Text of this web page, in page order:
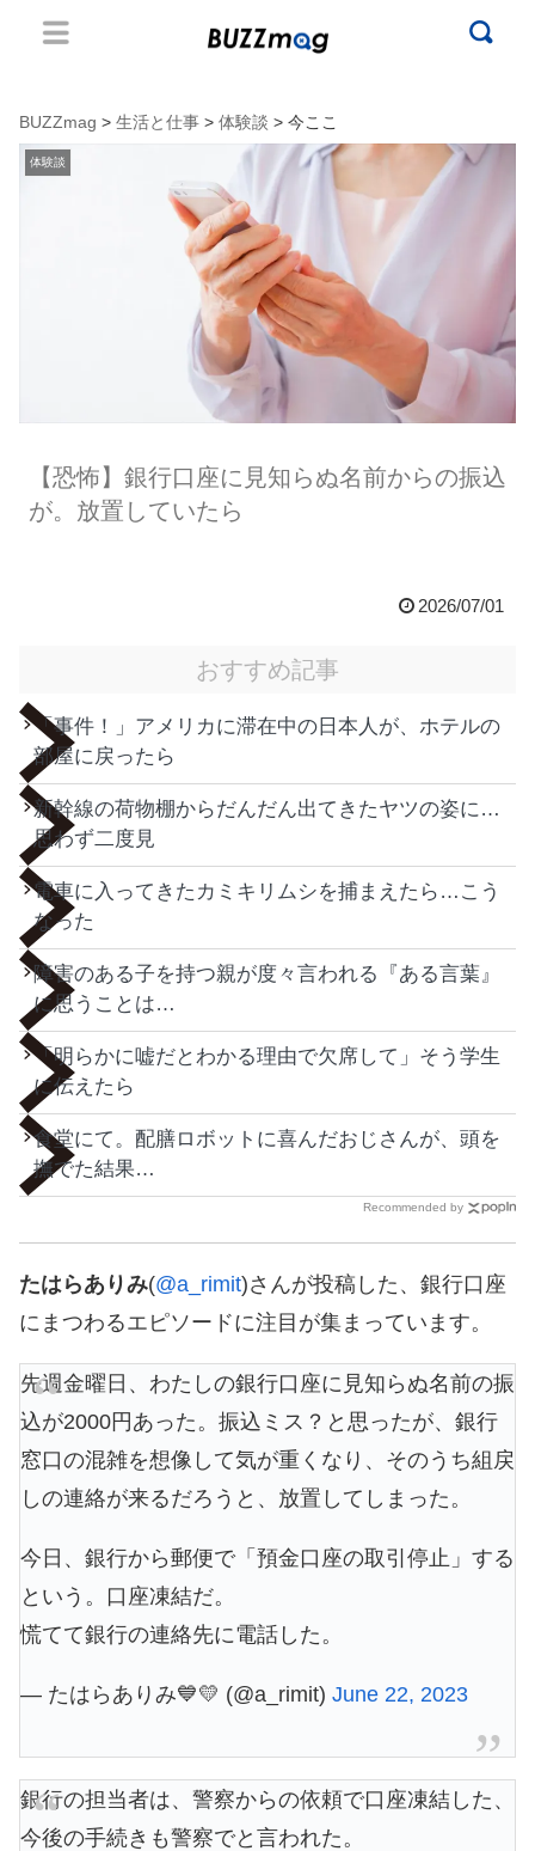
BUZZmag > 生活と仕事 > 体験談 > 今ここ
体験談
【恐怖】銀行口座に見知らぬ名前からの振込
が。放置していたら
2026/07/01
おすすめ記事
「事件！」アメリカに滞在中の日本人が、ホテルの
部屋に戻ったら
新幹線の荷物棚からだんだん出てきたヤツの姿に…
思わず二度見
電車に入ってきたカミキリムシを捕まえたら…こう
なった
障害のある子を持つ親が度々言われる『ある言葉』
に思うことは…
「明らかに嘘だとわかる理由で欠席して」そう学生
に伝えたら
食堂にて。配膳ロボットに喜んだおじさんが、頭を
撫でた結果…
Recommended by
たはらありみ(@a_rimit)さんが投稿した、銀行口座
にまつわるエピソードに注目が集まっています。
先週金曜日、わたしの銀行口座に見知らぬ名前の振
込が2000円あった。振込ミス？と思ったが、銀行
窓口の混雑を想像して気が重くなり、そのうち組戻
しの連絡が来るだろうと、放置してしまった。
今日、銀行から郵便で「預金口座の取引停止」する
という。口座凍結だ。
慌てて銀行の連絡先に電話した。
— たはらありみ💙💛 (@a_rimit) June 22, 2023
銀行の担当者は、警察からの依頼で口座凍結した、
今後の手続きも警察でと言われた。